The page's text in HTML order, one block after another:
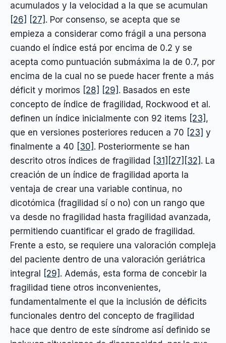
acumulados y la velocidad a la que se acumulan
[26] [27] . Por consenso, se acepta que se
empieza a considerar como frágil a una persona
cuando el índice está por encima de 0.2 y se
acepta como puntuación submáxima la de 0.7, por
encima de la cual no se puede hacer frente a más
déficit y morimos [28] [29] . Basados en este
concepto de índice de fragilidad, Rockwood et al.
definen un índice inicialmente con 92 items [23] ,
que en versiones posteriores reducen a 70 [23] y
finalmente a 40 [30] . Posteriormente se han
descrito otros índices de fragilidad [31] [27] [32] . La
creación de un índice de fragilidad aporta la
ventaja de crear una variable continua, no
dicotómica (fragilidad sí o no) con un rango que
va desde no fragilidad hasta fragilidad avanzada,
permitiendo cuantificar el grado de fragilidad.
Frente a esto, se requiere una valoración compleja
del paciente dentro de una valoración geriátrica
integral
[29] . Además, esta forma de concebir la
fragilidad tiene otros inconvenientes,
fundamentalmente el que la inclusión de déficits
funcionales dentro del concepto de fragilidad
hace que dentro de este síndrome así definido se